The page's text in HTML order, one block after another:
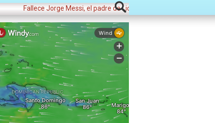
Fallece Jorge Messi, el padre de Lionel, representante del futbolista